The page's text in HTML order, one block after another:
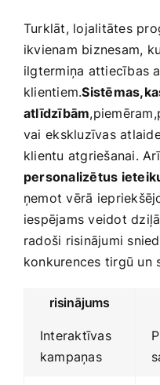
Turklāt, lojalitātes
ikvienam biznesam,
ilgtermiņa ​attiecības​
klientiem.
atlīdzībām
vai ⁤ekskluzīvas
klientu atgriešanai.
personalizētus
ņemot vērā
iespējams veidot
radoši risinājumi
konkurences ‍tirgū un
risinājums
Interaktīvas
kampaņas